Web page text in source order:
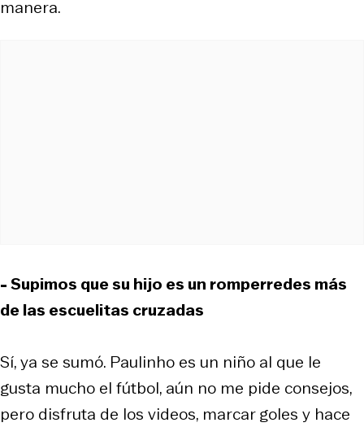
manera.
- Supimos que su hijo es un romperredes más
de las escuelitas cruzadas
Sí, ya se sumó. Paulinho es un niño al que le
gusta mucho el fútbol, aún no me pide consejos,
pero disfruta de los videos, marcar goles y hace